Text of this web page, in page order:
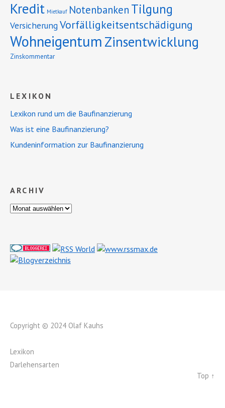
Kredit Mietkauf Notenbanken Tilgung
VersicherungVorfälligkeitsentschädigung
Wohneigentum Zinsentwicklung
Zinskommentar
LEXIKON
Lexikon rund um die Baufinanzierung
Was ist eine Baufinanzierung?
Kundeninformation zur Baufinanzierung
ARCHIV
Copyright © 2024 Olaf Kauhs
Lexikon
Darlehensarten
Top ↑